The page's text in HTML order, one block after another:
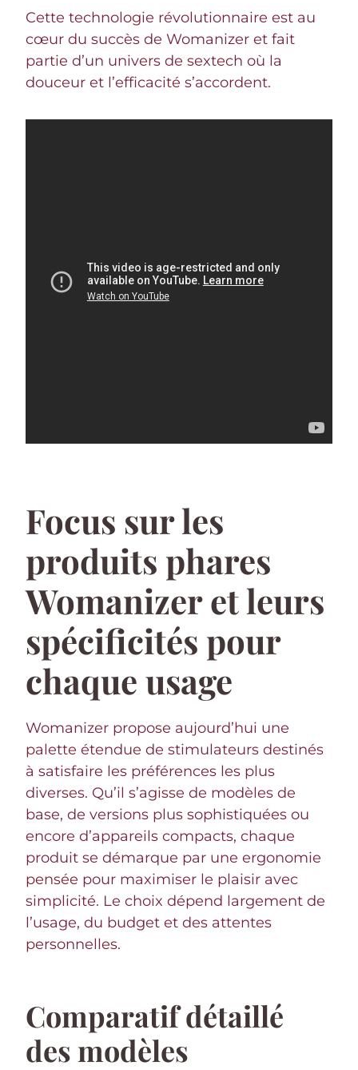
Cette technologie révolutionnaire est au
cœur du succès de Womanizer et fait
partie d’un univers de sextech où la
douceur et l’efficacité s’accordent.
Focus sur les
produits phares
Womanizer et leurs
spécificités pour
chaque usage
Womanizer propose aujourd’hui une
palette étendue de stimulateurs destinés
à satisfaire les préférences les plus
diverses. Qu’il s’agisse de modèles de
base, de versions plus sophistiquées ou
encore d’appareils compacts, chaque
produit se démarque par une ergonomie
pensée pour maximiser le plaisir avec
simplicité. Le choix dépend largement de
l’usage, du budget et des attentes
personnelles.
Comparatif détaillé
des modèles